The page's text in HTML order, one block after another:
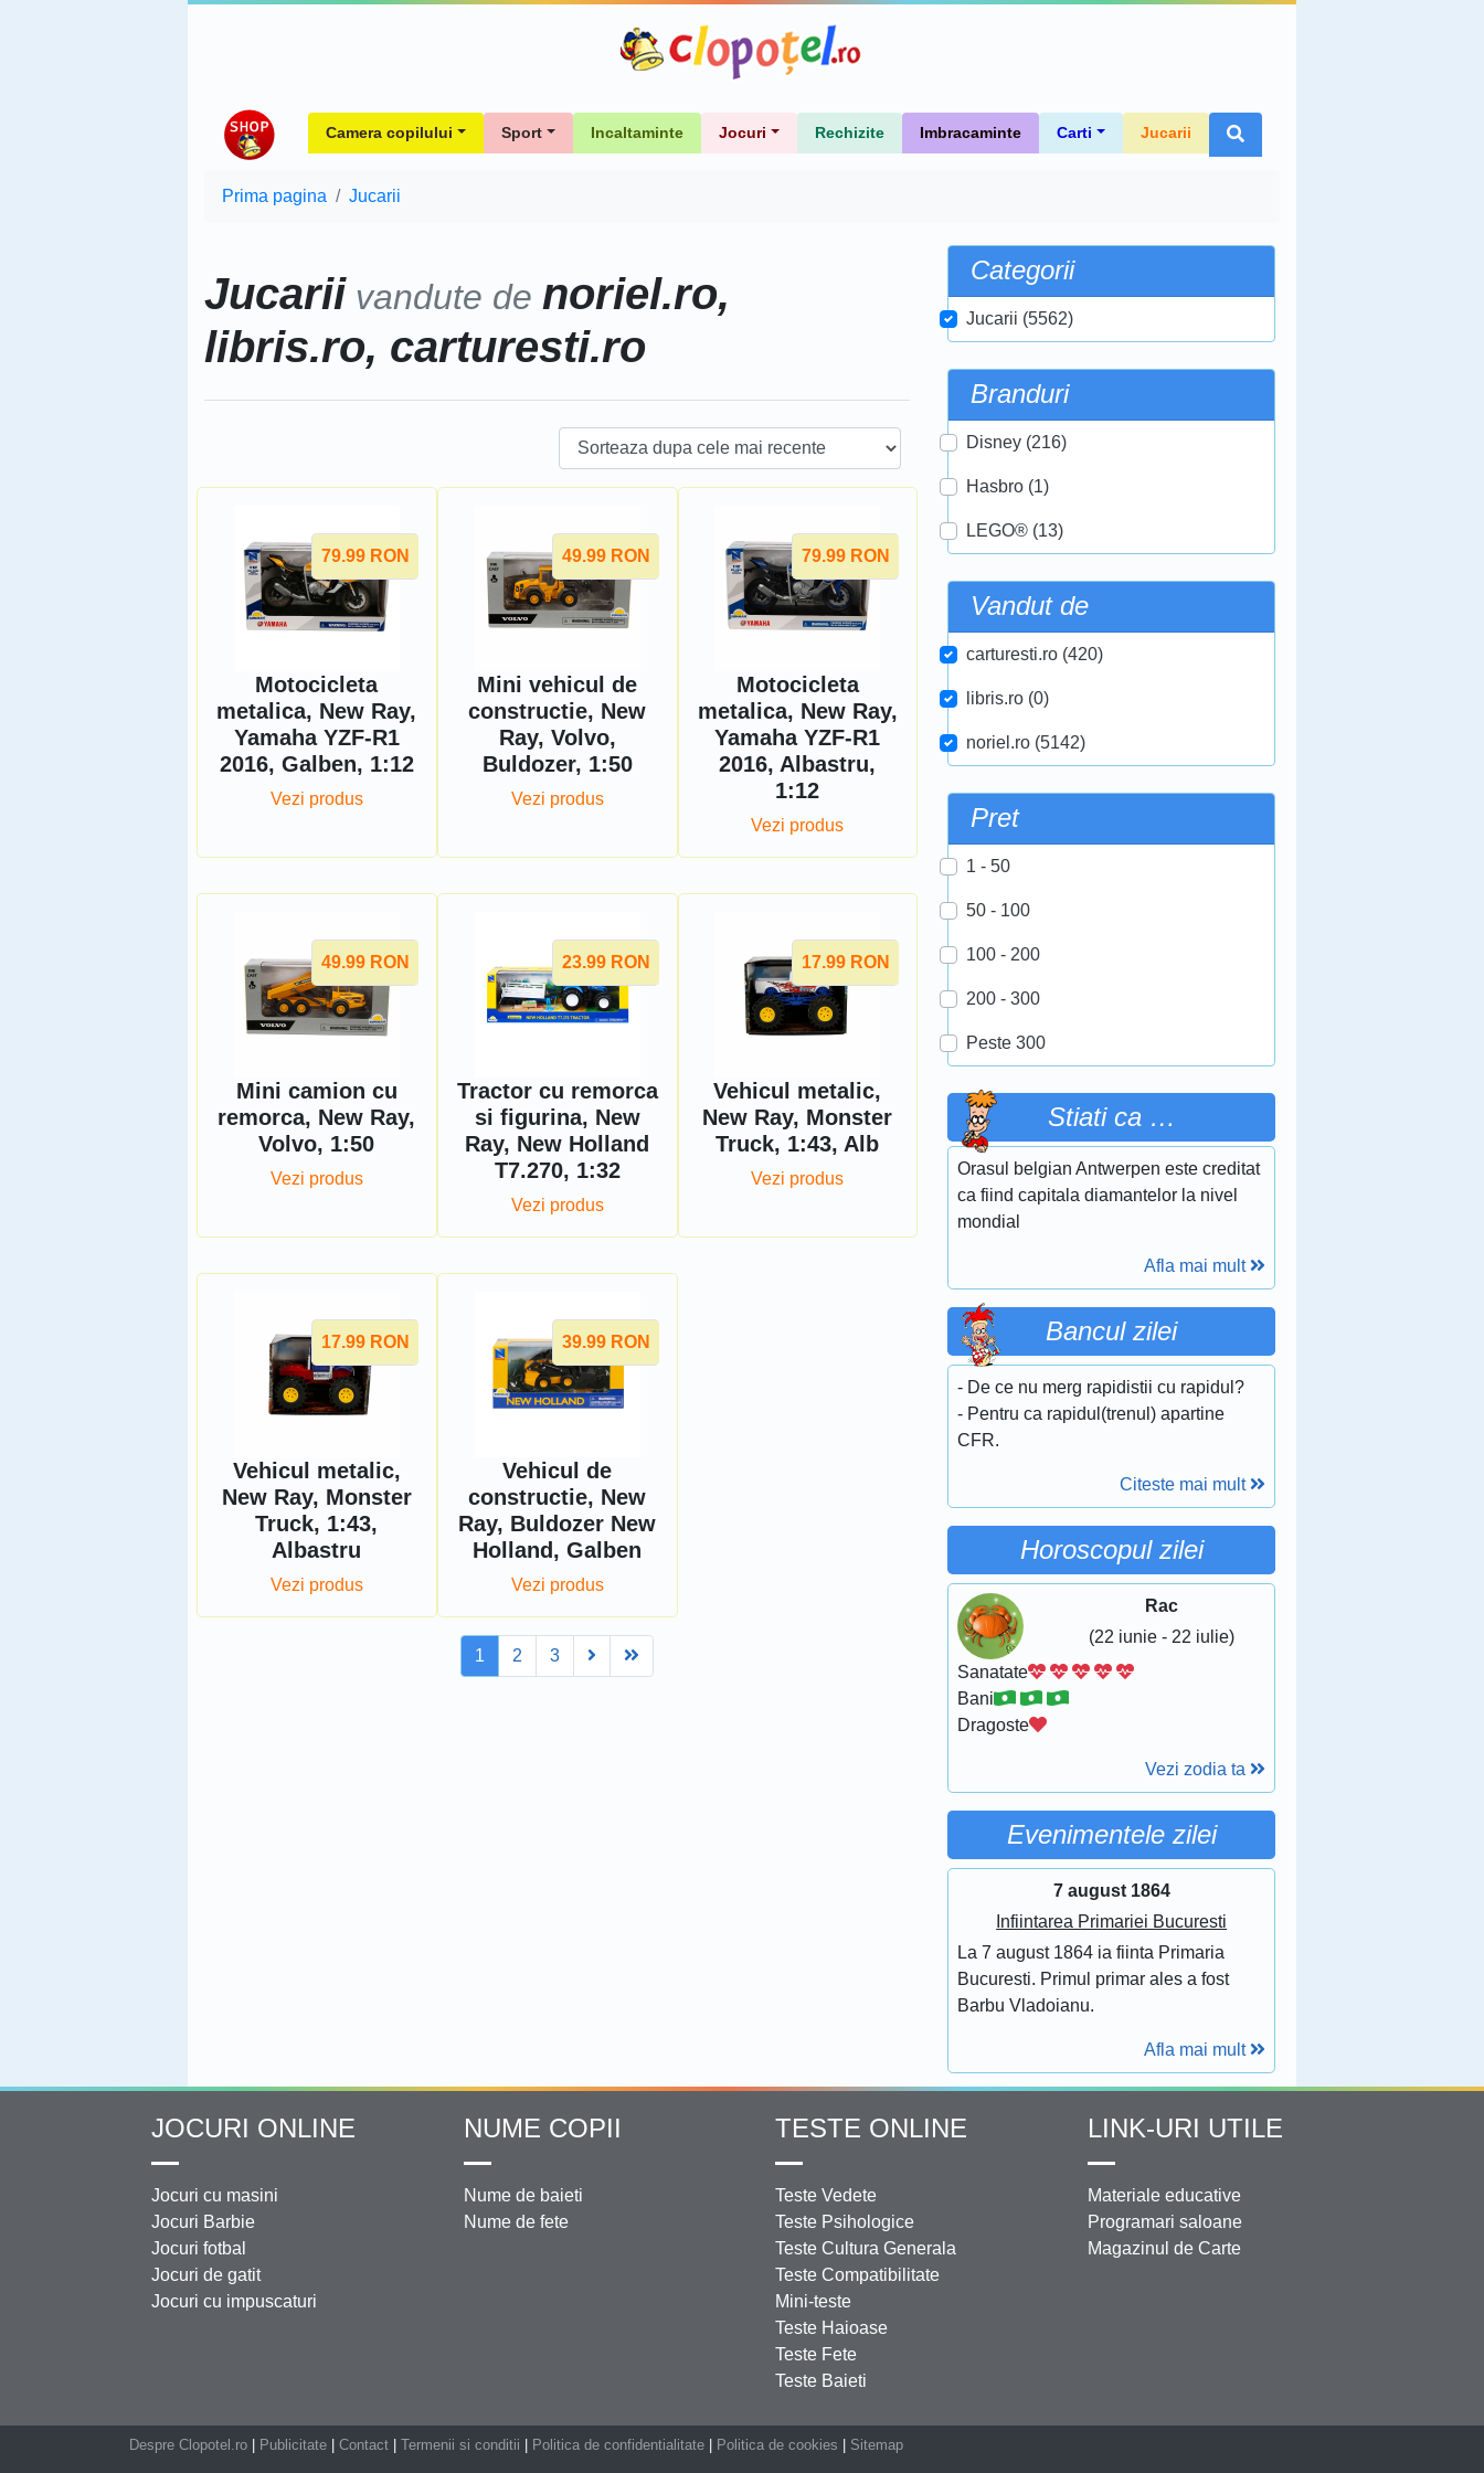
Camera copilului Sport Incaltaminte Jocuri Rechizite Imbracaminte Carti Jucarii
Prima pagina Jucarii
Jucarii vandute de noriel.ro,
libris.ro, carturesti.ro
79.99 RON
Motocicleta
metalica, New Ray,
Yamaha YZF-R1
2016, Galben, 1:12
Vezi produs
49.99 RON
Mini vehicul de
constructie, New
Ray, Volvo,
Buldozer, 1:50
Vezi produs
79.99 RON
Motocicleta
metalica, New Ray,
Yamaha YZF-R1
2016, Albastru,
1:12
Vezi produs
49.99 RON
Mini camion cu
remorca, New Ray,
Volvo, 1:50
Vezi produs
23.99 RON
Tractor cu remorca
si figurina, New
Ray, New Holland
T7.270, 1:32
Vezi produs
17.99 RON
Vehicul metalic,
New Ray, Monster
Truck, 1:43, Alb
Vezi produs
17.99 RON
Vehicul metalic,
New Ray, Monster
Truck, 1:43,
Albastru
Vezi produs
39.99 RON
Vehicul de
constructie, New
Ray, Buldozer New
Holland, Galben
Vezi produs
1 2 3 Next
Categorii
Jucarii (5562)
Branduri
Disney (216)
Hasbro (1)
LEGO® (13)
Vandut de
carturesti.ro (420)
libris.ro (0)
noriel.ro (5142)
Pret
1 - 50
50 - 100
100 - 200
200 - 300
Peste 300
Stiati ca …
Orasul belgian Antwerpen este creditat
ca fiind capitala diamantelor la nivel
mondial
Afla mai mult
Bancul zilei
- De ce nu merg rapidistii cu rapidul?
- Pentru ca rapidul(trenul) apartine
CFR.
Citeste mai mult
Horoscopul zilei
Rac
(22 iunie - 22 iulie)
Sanatate
Bani
Dragoste
Vezi zodia ta
Evenimentele zilei
7 august 1864
Infiintarea Primariei Bucuresti
La 7 august 1864 ia fiinta Primaria
Bucuresti. Primul primar ales a fost
Barbu Vladoianu.
Afla mai mult
JOCURI ONLINE
Jocuri cu masini
Jocuri Barbie
Jocuri fotbal
Jocuri de gatit
Jocuri cu impuscaturi
NUME COPII
Nume de baieti
Nume de fete
TESTE ONLINE
Teste Vedete
Teste Psihologice
Teste Cultura Generala
Teste Compatibilitate
Mini-teste
Teste Haioase
Teste Fete
Teste Baieti
LINK-URI UTILE
Materiale educative
Programari saloane
Magazinul de Carte
Despre Clopotel.ro Publicitate Contact Termenii si conditii Politica de confidentialitate Politica de cookies Sitemap